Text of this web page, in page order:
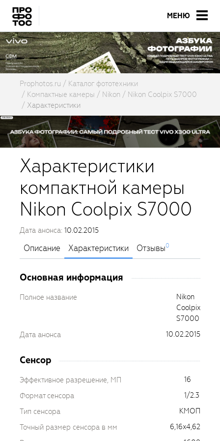
МЕНЮ
Prophotos.ru
Каталог фототехники
Компактные камеры
Nikon
Nikon Coolpix S7000
Характеристики
Характеристики
компактной камеры
Nikon Coolpix S7000
Дата анонса: 10.02.2015
Описание Характеристики Отзывы0
Основная информация
Полное название
Nikon
Coolpix
S7000
Дата анонса
10.02.2015
Сенсор
Эффективное разрешение, МП
16
Формат сенсора
1/2.3
Тип сенсора
КМОП
Точный размер сенсора в мм
6,16x4,62